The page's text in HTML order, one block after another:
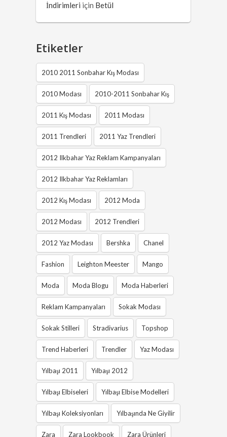
İndirimleri için Betül
Etiketler
2010 2011 Sonbahar Kış Modası
2010 Modası 2010-2011 Sonbahar Kış
2011 Kış Modası 2011 Modası
2011 Trendleri 2011 Yaz Trendleri
2012 Ilkbahar Yaz Reklam Kampanyaları
2012 Ilkbahar Yaz Reklamları
2012 Kış Modası 2012 Moda
2012 Modası 2012 Trendleri
2012 Yaz Modası Bershka Chanel
Fashion Leighton Meester Mango
Moda Moda Blogu Moda Haberleri
Reklam Kampanyaları Sokak Modası
Sokak Stilleri Stradivarius Topshop
Trend Haberleri Trendler Yaz Modası
Yılbaşı 2011 Yılbaşı 2012
Yılbaşı Elbiseleri Yılbaşı Elbise Modelleri
Yılbaşı Koleksiyonları Yılbaşında Ne Giyilir
Zara Zara Lookbook Zara Ürünleri